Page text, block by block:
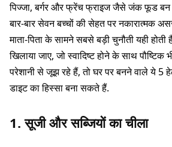
पिज्जा, बर्गर और फ्रेंच फ्राइज जैसे जंक फूड बन
बार-बार सेवन बच्चों की सेहत पर नकारात्मक
माता-पिता के सामने सबसे बड़ी चुनौती यही होती
खिलाया जाए, जो स्वादिष्ट होने के साथ पौष्टिक
परेशानी से जूझ रहे हैं, तो घर पर बनने वाले ये 5
डाइट का हिस्सा बना सकते हैं.
1. सूजी और सब्जियों का चीला